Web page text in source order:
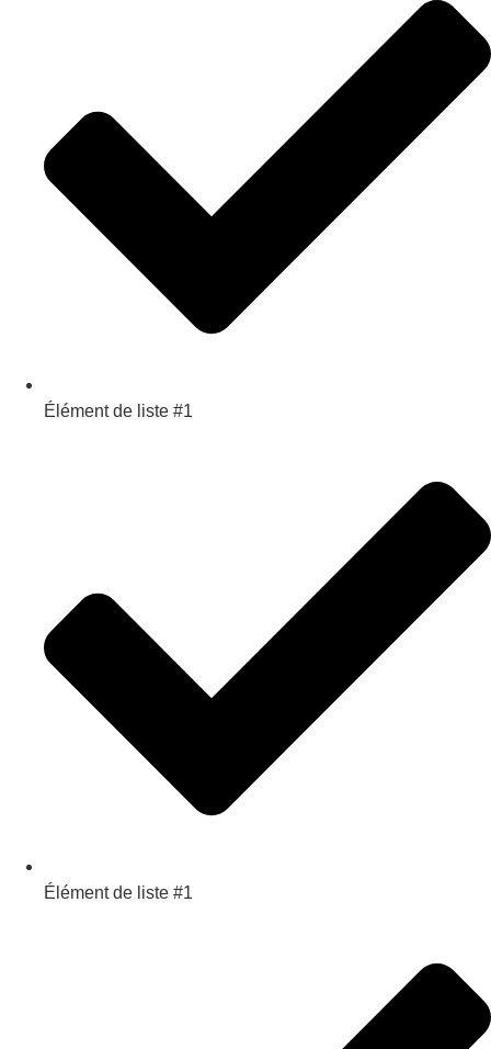
Élément de liste #1
Élément de liste #1